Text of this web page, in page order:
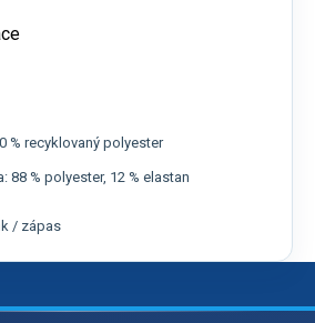
% recyklovaný polyester
88 % polyester, 12 % elastan
/ zápas